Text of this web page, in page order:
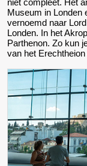
niet compleet. Het
Museum in Londen
vernoemd naar
Londen. In het
Parthenon. Zo kun
van het